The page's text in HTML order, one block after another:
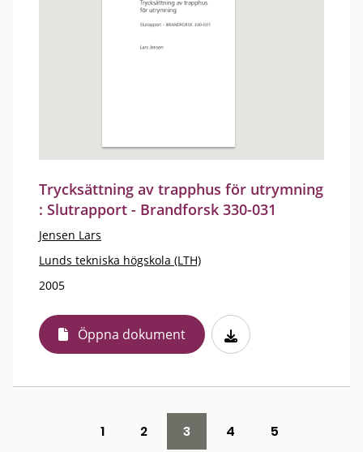
Trycksättning av trapphus för utrymning
: Slutrapport - Brandforsk 330-031
Jensen Lars
Lunds tekniska högskola (LTH)
2005
Öppna dokument
1 2 3 4 5